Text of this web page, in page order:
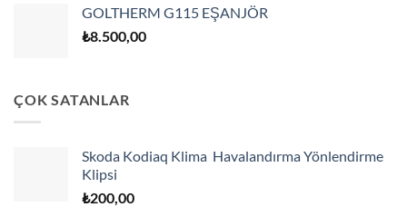
GOLTHERM G115 EŞANJÖR
₺8.500,00
ÇOK SATANLAR
Skoda Kodiaq Klima Havalandırma Yönlendirme
Klipsi
₺200,00